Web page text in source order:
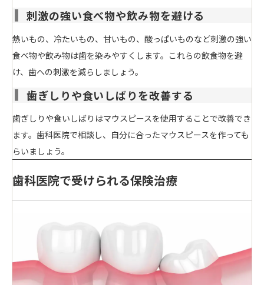
刺激の強い食べ物や飲み物を避ける
熱いもの、冷たいもの、甘いもの、酸っぱいものなど刺激の強い
食べ物や飲み物は歯を染みやすくします。これらの飲食物を避
け、歯への刺激を減らしましょう。
歯ぎしりや食いしばりを改善する
歯ぎしりや食いしばりはマウスピースを使用することで改善でき
ます。歯科医院で相談し、自分に合ったマウスピースを作っても
らいましょう。
歯科医院で受けられる保険治療